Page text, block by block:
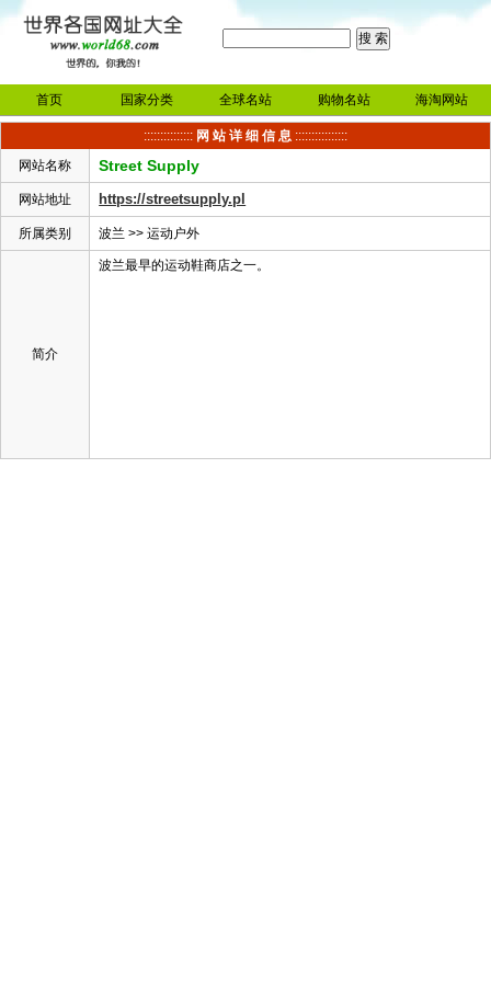
首页 国家分类 全球名站 购物名站 海淘网站
::::::::::::::: 网 站 详 细 信 息 ::::::::::::::::
网站名称
Street Supply
网站地址 https://streetsupply.pl
所属类别 波兰 >>运动户外
简介
波兰最早的运动鞋商店之一。